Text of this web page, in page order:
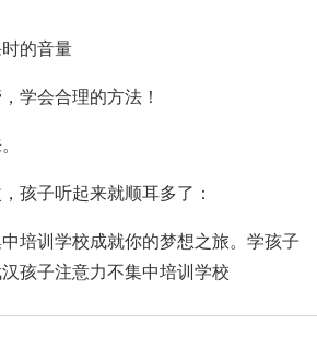
的音量
会合理的方法！
子听起来就顺耳多了：
培训学校成就你的梦想之旅。学孩子
孩子注意力不集中培训学校